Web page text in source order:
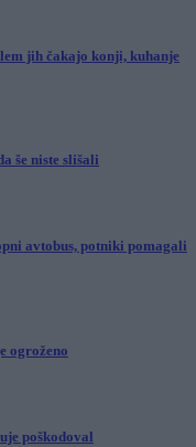
jih čakajo konji, kuhanje
še niste slišali
avtobus, potniki pomagali
ogroženo
poškodoval